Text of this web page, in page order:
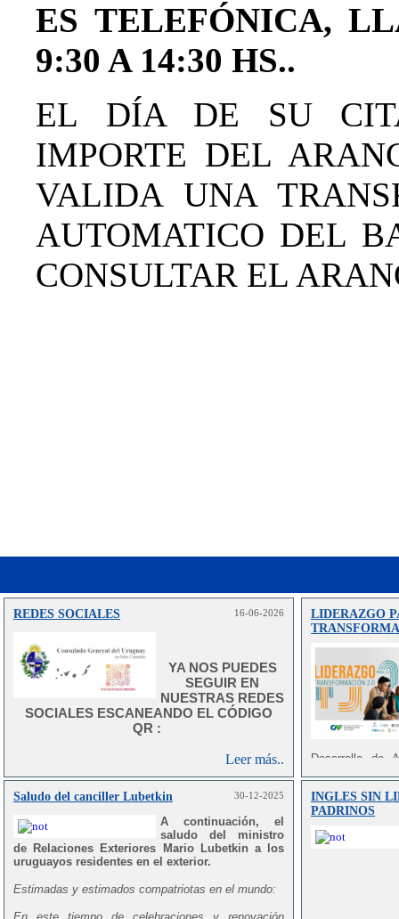
ES TELEFÓNICA,
9:30 A 14:30 HS..
EL DÍA DE SU
IMPORTE DEL
VALIDA UNA
AUTOMATICO DEL
CONSULTAR EL
REDES SOCIALES 16-06-2026
YA NOS PUEDES
SEGUIR EN
NUESTRAS REDES
SOCIALES ESCANEANDO EL CÓDIGO
QR :
PERFIL EN LA RED
:
Leer más..
LIDERAZGO
Desarrollo de
desarrollo de
comprometidos
y el Caribe,
Saludo del canciller Lubetkin 30-12-2025
A continuación, el
saludo del ministro
de Relaciones Exteriores Mario Lubetkin a los
uruguayos residentes en el exterior.
Estimadas y estimados compatriotas en el mundo:
INGLES SIN
PADRINOS